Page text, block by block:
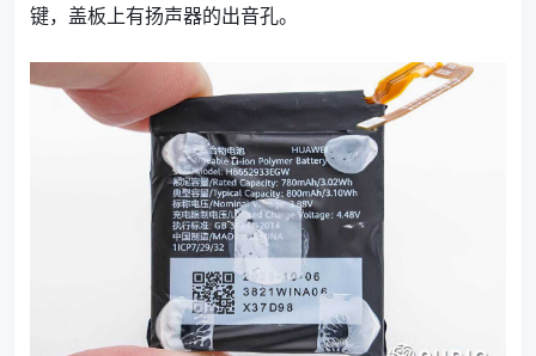
键，盖板上有扬声器的出音孔。